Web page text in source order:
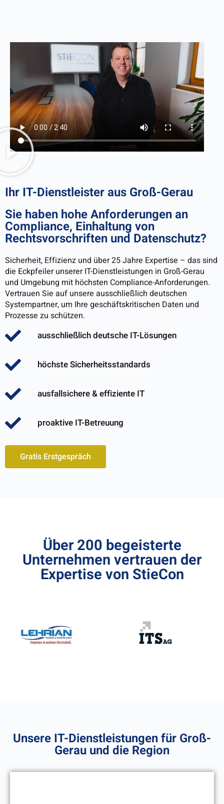
Ihr IT-Dienstleister aus Groß-Gerau
Sie haben hohe Anforderungen an
Compliance, Einhaltung von
Rechtsvorschriften und Datenschutz?
Sicherheit, Effizienz und über 25 Jahre Expertise – das sind
die Eckpfeiler unserer IT-Dienstleistungen in Groß-Gerau
und Umgebung mit höchsten Compliance-Anforderungen.
Vertrauen Sie auf unsere ausschließlich deutschen
Systempartner, um Ihre geschäftskritischen Daten und
Prozesse zu schützen.
ausschließlich deutsche IT-Lösungen
höchste Sicherheitsstandards
ausfallsichere & effiziente IT
proaktive IT-Betreuung
Gratis Erstgespräch
Über 200 begeisterte
Unternehmen vertrauen der
Expertise von StieCon
Unsere IT-Dienstleistungen für Groß-
Gerau und die Region